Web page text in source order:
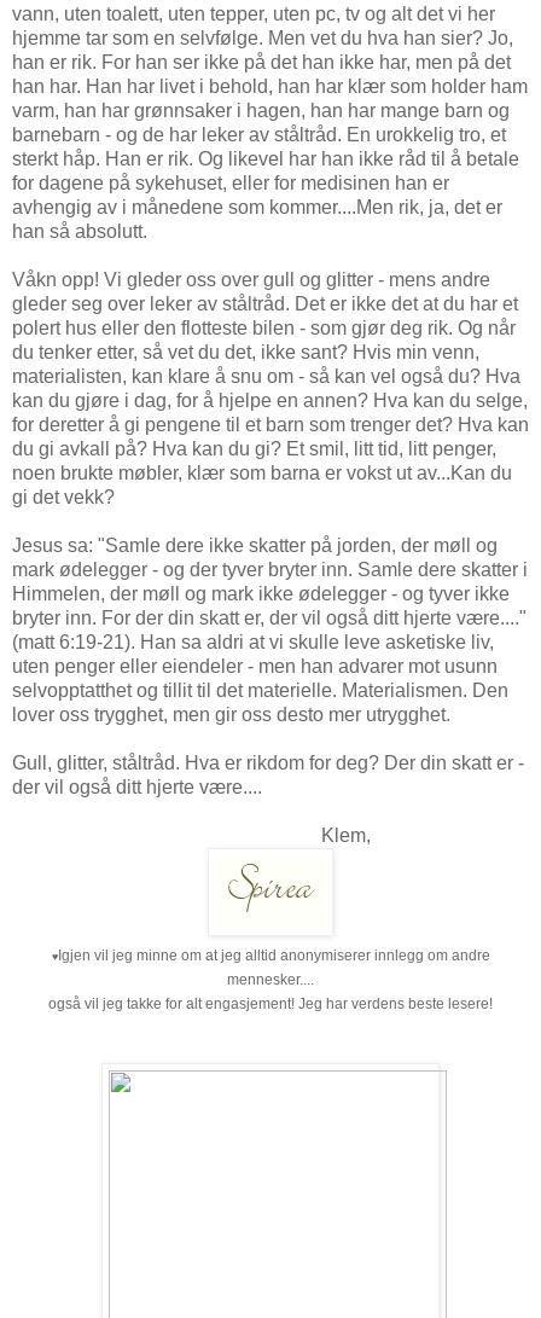
vann, uten toalett, uten tepper, uten pc, tv og alt det vi her
hjemme tar som en selvfølge. Men vet du hva han sier? Jo,
han er rik. For han ser ikke på det han ikke har, men på det
han har. Han har livet i behold, han har klær som holder ham
varm, han har grønnsaker i hagen, han har mange barn og
barnebarn - og de har leker av ståltråd. En urokkelig tro, et
sterkt håp. Han er rik. Og likevel har han ikke råd til å betale
for dagene på sykehuset, eller for medisinen han er
avhengig av i månedene som kommer....Men rik, ja, det er
han så absolutt.
Våkn opp! Vi gleder oss over gull og glitter - mens andre
gleder seg over leker av ståltråd. Det er ikke det at du har et
polert hus eller den flotteste bilen - som gjør deg rik. Og når
du tenker etter, så vet du det, ikke sant? Hvis min venn,
materialisten, kan klare å snu om - så kan vel også du? Hva
kan du gjøre i dag, for å hjelpe en annen? Hva kan du selge,
for deretter å gi pengene til et barn som trenger det? Hva kan
du gi avkall på? Hva kan du gi? Et smil, litt tid, litt penger,
noen brukte møbler, klær som barna er vokst ut av...Kan du
gi det vekk?
Jesus sa: "Samle dere ikke skatter på jorden, der møll og
mark ødelegger - og der tyver bryter inn. Samle dere skatter i
Himmelen, der møll og mark ikke ødelegger - og tyver ikke
bryter inn. For der din skatt er, der vil også ditt hjerte være...."
(matt 6:19-21). Han sa aldri at vi skulle leve asketiske liv,
uten penger eller eiendeler - men han advarer mot usunn
selvopptatthet og tillit til det materielle. Materialismen. Den
lover oss trygghet, men gir oss desto mer utrygghet.
Gull, glitter, ståltråd. Hva er rikdom for deg? Der din skatt er -
der vil også ditt hjerte være....
Klem,
♥Igjen vil jeg minne om at jeg alltid anonymiserer innlegg om andre
mennesker....
også vil jeg takke for alt engasjement! Jeg har verdens beste lesere!